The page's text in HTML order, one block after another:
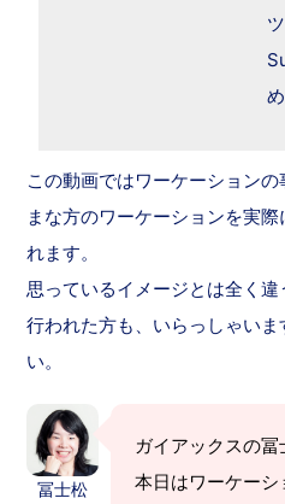
この動画ではワーケーション
まな方のワーケーションを実
れます。
思っているイメージとは全く
行われた方も、いらっしゃい
い。
冨士松
ガイアックスの冨
本日はワーケー